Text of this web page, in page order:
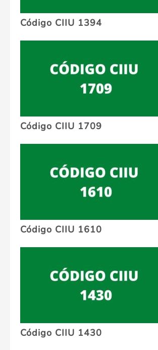
Código CIIU 1394
Código CIIU 1709
Código CIIU 1610
Código CIIU 1430